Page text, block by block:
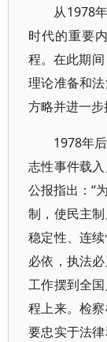
从1978
时代的重要
程。在此期
理论准备和
方略并进一步
1978年
志性事件载
公报指出：“
制，使民主
稳定性、连
必依，执法
工作摆到全
程上来。检
要忠实于法